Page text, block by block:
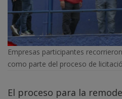
Empresas participantes
como parte del proceso de
El proceso para la